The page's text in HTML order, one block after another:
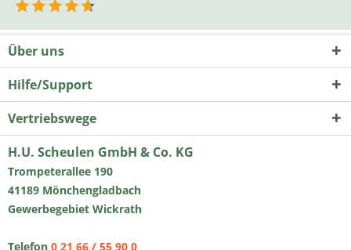
Über uns
Hilfe/Support
Vertriebswege
H.U. Scheulen GmbH & Co. KG
Trompeterallee 190
41189 Mönchengladbach
Gewerbegebiet Wickrath
Telefon 0 21 66 / 55 90 0